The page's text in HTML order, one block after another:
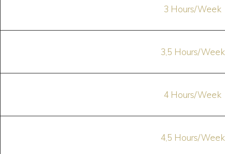
3 Hours/Week
3,5 Hours/Week
4 Hours/Week
4,5 Hours/Week